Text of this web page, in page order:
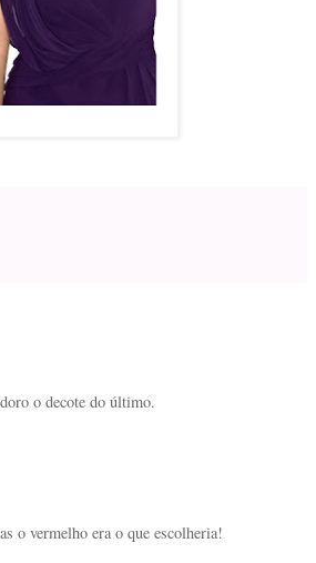
o decote do último.
o vermelho era o que escolheria!